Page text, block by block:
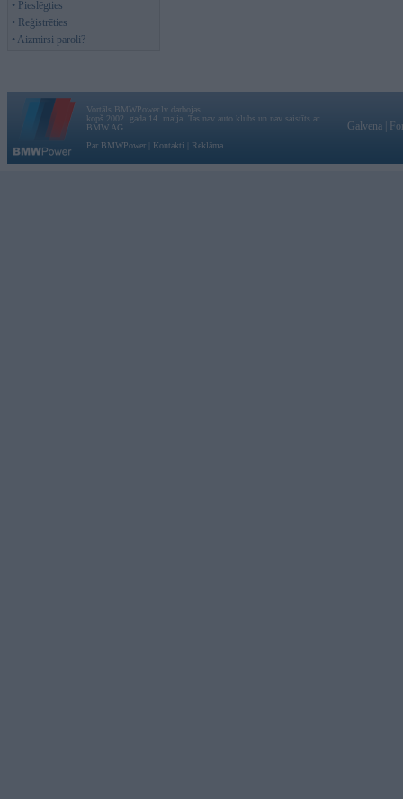
• Pieslēgties
• Reģistrēties
• Aizmirsi paroli?
Vortāls BMWPower.lv darbojas
kopš 2002. gada 14. maija. Tas nav auto klubs un nav saistīts ar
BMW AG.
Par BMWPower
Kontakti Reklāma
Galvena